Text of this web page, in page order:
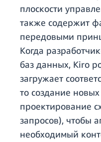
плоскости
также содержит
передовыми
Когда
баз данных, Kiro
загружает
то создание
проектирование
запросов), чтобы
необходимый